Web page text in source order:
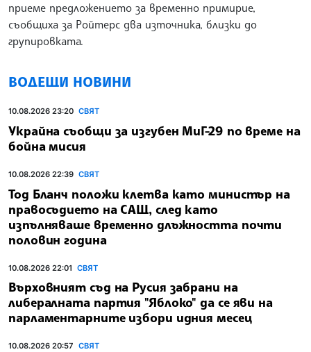
приеме предложението за временно примирие,
съобщиха за Ройтерс два източника, близки до
групировката.
ВОДЕЩИ НОВИНИ
10.08.2026 23:20 СВЯТ
Украйна съобщи за изгубен МиГ-29 по време на
бойна мисия
10.08.2026 22:39 СВЯТ
Тод Бланч положи клетва като министър на
правосъдието на САЩ, след като
изпълняваше временно длъжността почти
половин година
10.08.2026 22:01 СВЯТ
Върховният съд на Русия забрани на
либералната партия "Яблоко" да се яви на
парламентарните избори идния месец
10.08.2026 20:57 СВЯТ